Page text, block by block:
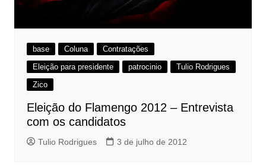
base Coluna
Contratações
Eleição para presidente
patrocinio
Tulio Rodrigues
Zico
Eleição do Flamengo 2012 – Entrevista
com os candidatos
Tulio Rodrigues 3 de julho de 2012